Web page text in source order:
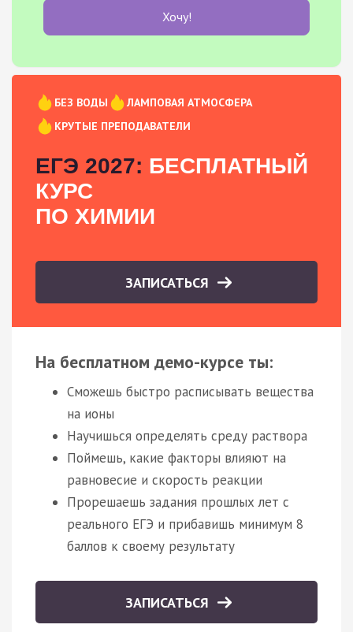
Хочу!
БЕЗ ВОДЫ
ЛАМПОВАЯ АТМОСФЕРА
КРУТЫЕ ПРЕПОДАВАТЕЛИ
ЕГЭ 2027: БЕСПЛАТНЫЙ
КУРС
ПО ХИМИИ
ЗАПИСАТЬСЯ
На бесплатном демо-курсе ты:
Сможешь быстро расписывать вещества
на ионы
Научишься определять среду раствора
Поймешь, какие факторы влияют на
равновесие и скорость реакции
Прорешаешь задания прошлых лет с
реального ЕГЭ и прибавишь минимум 8
баллов к своему результату
ЗАПИСАТЬСЯ